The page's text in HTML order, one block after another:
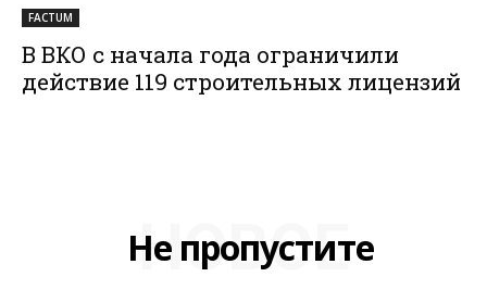
FACTUM
В ВКО с начала года ограничили
действие 119 строительных лицензий
Не пропустите
НОВОЕ